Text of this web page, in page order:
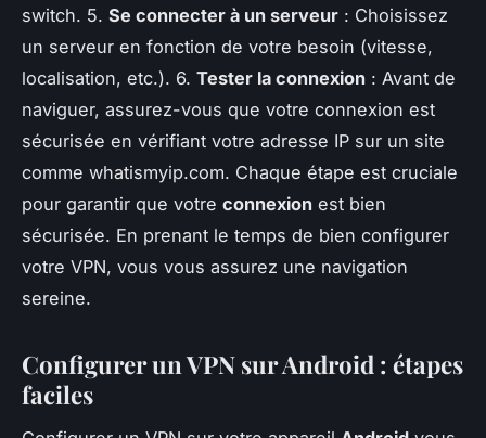
switch. 5. Se connecter à un serveur : Choisissez
un serveur en fonction de votre besoin (vitesse,
localisation, etc.). 6. Tester la connexion : Avant de
naviguer, assurez-vous que votre connexion est
sécurisée en vérifiant votre adresse IP sur un site
comme whatismyip.com. Chaque étape est cruciale
pour garantir que votre connexion est bien
sécurisée. En prenant le temps de bien configurer
votre VPN, vous vous assurez une navigation
sereine.
Configurer un VPN sur Android : étapes
faciles